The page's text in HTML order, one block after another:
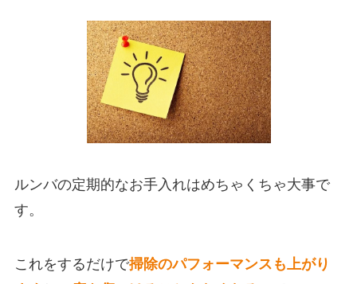
ルンバの定期的なお手入れはめちゃくちゃ大事で
す。
これをするだけで掃除のパフォーマンスも上がり